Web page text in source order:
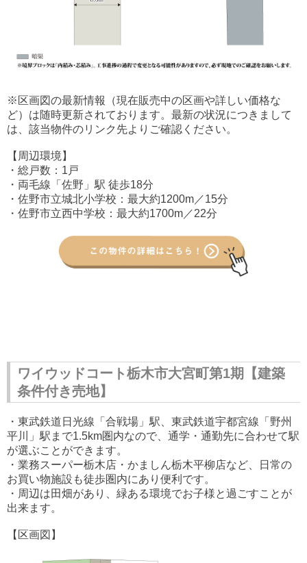
※区画図の最新情報（現在販売中の区画や詳しい価格な
ど）は随時更新されております。最新の状況につきまして
は、該当物件のリンク先よりご確認ください。
【周辺環境】
・総戸数：1戸
・両毛線「佐野」駅 徒歩18分
・佐野市立城北小学校：最大約1200m／15分
・佐野市立西中学校：最大約1700m／22分
ワイウッドコート栃木市大宮町第1期【建築
条件付き売地】
・東武鉄道日光線「合戦場」駅、東武鉄道宇都宮線「野州
平川」駅まで1.5km圏内なので、通学・通勤先に合わせて駅
が選ぶことができます。
・業務スーパー栃木店・かましん栃木平柳店など、日常の
お買い物施設も徒歩圏内にあり便利です。
・周辺は田畑があり、緑ある環境でお子様と過ごすことが
出来ます。
【区画図】